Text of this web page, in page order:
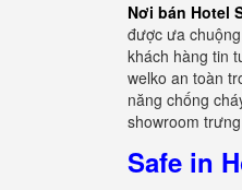
Nơi bán Hotel
được ưa
khách hàng tin
welko an toàn
năng chống
showroom
Safe in